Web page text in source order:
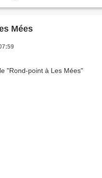
Mées